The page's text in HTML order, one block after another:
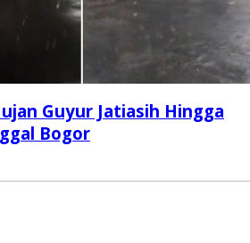
Guyur Jatiasih Hingga
Bogor